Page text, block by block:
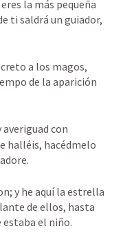
la más pequeña
ti saldrá un guiador,
a los magos,
de la aparición
con
halléis, hacédmelo
y he aquí la estrella
de ellos, hasta
estaba el niño.